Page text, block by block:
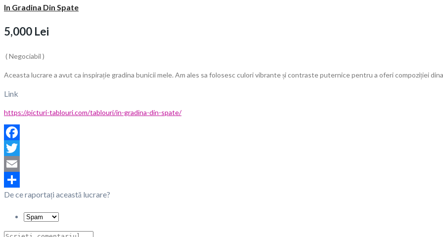
In Gradina Din Spate
5,000 Lei
( Negociabil )
Aceasta lucrare a avut ca inspirație gradina bunicii mele. Am ales sa folosesc culori vibrante și contraste puternice pentru a oferi compoziției
Link
https://picturi-tablouri.com/tablouri/in-gradina-din-spate/
Facebook
Twitter
Email
Partajează
De ce raportați această lucrare?